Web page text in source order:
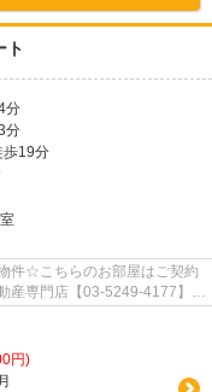
ト
分
分
歩19分
件☆こちらのお部屋はご契約
専門店【03-5249-4177】
円)